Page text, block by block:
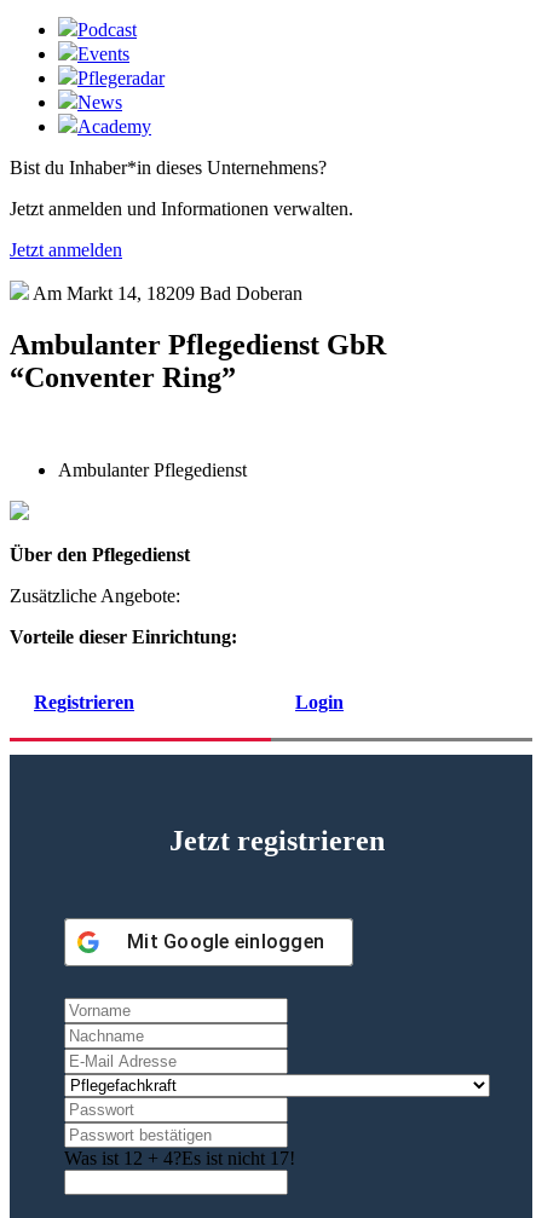
Podcast
Events
Pflegeradar
News
Academy
Bist du Inhaber*in dieses Unternehmens?
Jetzt anmelden und Informationen verwalten.
Jetzt anmelden
Am Markt 14, 18209 Bad Doberan
Ambulanter Pflegedienst GbR
“Conventer Ring”
Ambulanter Pflegedienst
Über den Pflegedienst
Zusätzliche Angebote:
Vorteile dieser Einrichtung:
Registrieren Login
Jetzt registrieren
Mit Google einloggen
Was ist 12 + 4?Es ist nicht 17!